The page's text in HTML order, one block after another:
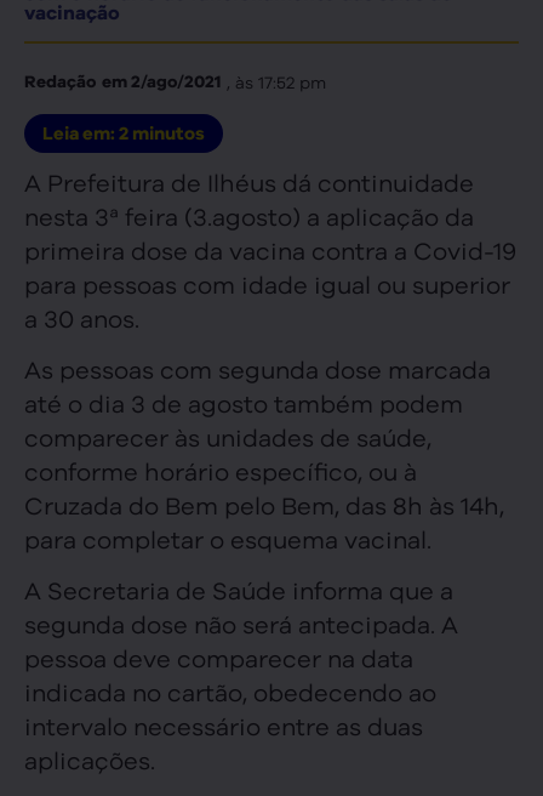
vacinação
Redação em 2/ago/2021 , às 17:52 pm
Leia em: 2 minutos
A Prefeitura de Ilhéus dá continuidade
nesta 3ª feira (3.agosto) a aplicação da
primeira dose da vacina contra a Covid-19
para pessoas com idade igual ou superior
a 30 anos.
As pessoas com segunda dose marcada
até o dia 3 de agosto também podem
comparecer às unidades de saúde,
conforme horário específico, ou à
Cruzada do Bem pelo Bem, das 8h às 14h,
para completar o esquema vacinal.
A Secretaria de Saúde informa que a
segunda dose não será antecipada. A
pessoa deve comparecer na data
indicada no cartão, obedecendo ao
intervalo necessário entre as duas
aplicações.